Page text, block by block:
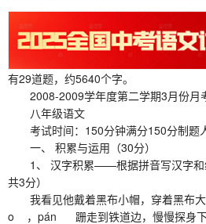
有29道题，约5640个字。
2008-2009学年度第二学期3月份月
八年级语文
考试时间：150分钟满分150分制题
一、 积累与运用（30分）
1、 汉字积累——根据拼音写汉字和
共3分）
我看见他戴着黑布小帽，穿着黑布
o ，pán 跚走到铁道边，慢慢探身下